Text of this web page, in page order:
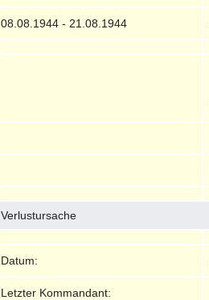
08.08.1944 - 21.08.1944
Verlustursache
Datum:
Letzter Kommandant: